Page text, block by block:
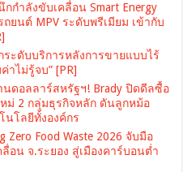
กกำลังขับเคลื่อน Smart Energy
ถยนต์ MPV ระดับพรีเมียม เข้ากับ
ระดับบริการหลังการขายแบบไร้
าไม่รู้จบ” [PR]
ดอลลาร์สหรัฐฯ! Brady ปิดดีลซื้อ
หม่ 2 กลุ่มธุรกิจหลัก ดันลูกหม้อ
นโลยีทั้งองค์กร
Food Waste 2026 จับมือ
อน จ.ระยอง สู่เมืองคาร์บอนต่ำ